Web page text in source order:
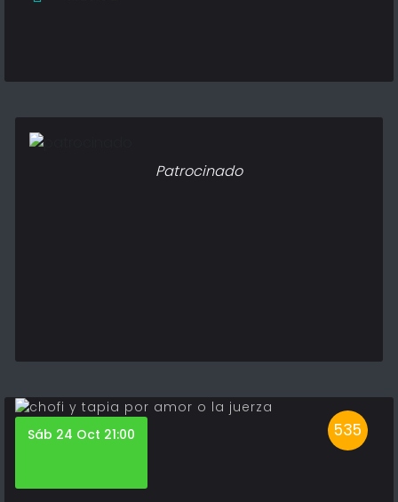
Patrocinado
535
Sáb 24 Oct 21:00